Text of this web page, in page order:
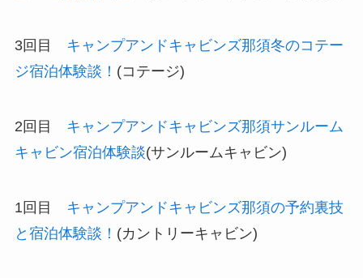
3回目 キャンプアンドキャビンズ那須冬のコテー
ジ宿泊体験談！ (コテージ)
2回目 キャンプアンドキャビンズ那須サンルーム
キャビン宿泊体験談(サンルームキャビン)
1回目 キャンプアンドキャビンズ那須の予約裏技
と宿泊体験談！ (カントリーキャビン)